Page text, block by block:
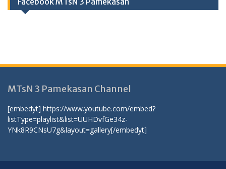
MTsN 3 Pamekasan Channel
[embedyt] https://www.youtube.com/embed?
listType=playlist&list=UUHDvfGe34z-
YNk8R9CNsU7g&layout=gallery[/embedyt]